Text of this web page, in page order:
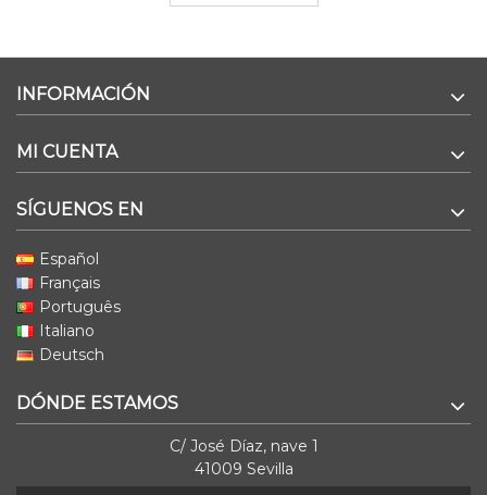
INFORMACIÓN
MI CUENTA
SÍGUENOS EN
Español
Français
Português
Italiano
Deutsch
DÓNDE ESTAMOS
C/ José Díaz, nave 1
41009 Sevilla